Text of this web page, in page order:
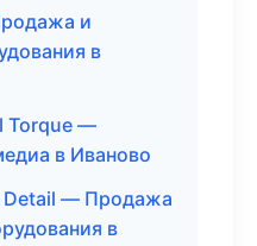
и
в
Torque —
в Иваново
Detail — Продажа
в